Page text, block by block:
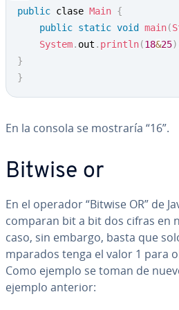
public clase Main {
public static void main(
System. out . println(18&25)
}
}
En la consola se mostraría “16”.
Bitwise or
En el operador “Bitwise OR” de
comparan bit a bit dos cifras en
caso, sin embargo, basta que
m­pa­ra­dos tenga el valor 1 para
Como ejemplo se toman de
ejemplo anterior: